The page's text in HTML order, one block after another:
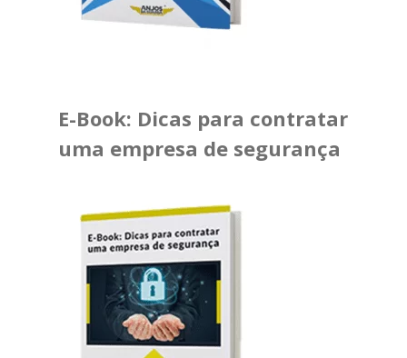
E-Book: Dicas para contratar
uma empresa de segurança